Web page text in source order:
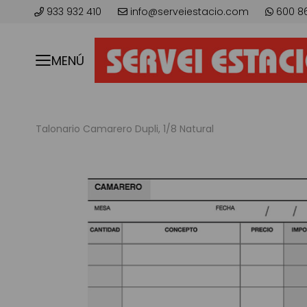
933 932 410 info@serveiestacio.com 600
MENÚ
Talonario Camarero Dupli, 1/8 Natural